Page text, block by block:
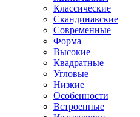
Классические
Скандинавские
Современные
Форма
Высокие
Квадратные
Угловые
Низкие
Особенности
Встроенные